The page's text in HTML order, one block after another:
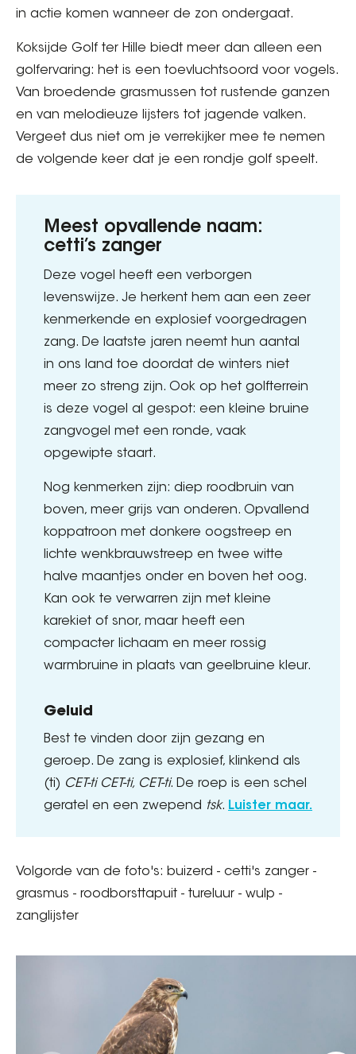
in actie komen wanneer de zon ondergaat.
Koksijde Golf ter Hille biedt meer dan alleen een
golfervaring: het is een toevluchtsoord voor vogels.
Van broedende grasmussen tot rustende ganzen
en van melodieuze lijsters tot jagende valken.
Vergeet dus niet om je verrekijker mee te nemen
de volgende keer dat je een rondje golf speelt.
Meest opvallende naam:
cetti’s zanger
Deze vogel heeft een verborgen
levenswijze. Je herkent hem aan een zeer
kenmerkende en explosief voorgedragen
zang. De laatste jaren neemt hun aantal
in ons land toe doordat de winters niet
meer zo streng zijn. Ook op het golfterrein
is deze vogel al gespot: een kleine bruine
zangvogel met een ronde, vaak
opgewipte staart.
Nog kenmerken zijn: diep roodbruin van
boven, meer grijs van onderen. Opvallend
koppatroon met donkere oogstreep en
lichte wenkbrauwstreep en twee witte
halve maantjes onder en boven het oog.
Kan ook te verwarren zijn met kleine
karekiet of snor, maar heeft een
compacter lichaam en meer rossig
warmbruine in plaats van geelbruine kleur.
Geluid
Best te vinden door zijn gezang en
geroep. De zang is explosief, klinkend als
(ti) CET-ti CET-ti, CET-ti. De roep is een schel
geratel en een zwepend tsk. Luister maar.
Volgorde van de foto's: buizerd - cetti's zanger -
grasmus - roodborsttapuit - tureluur - wulp -
zanglijster